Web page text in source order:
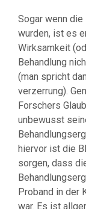
Sogar wenn
wurden, ist es
Wirksamkeit
Behandlung
(man spricht
verzerrung).
Forschers
unbewusst
hiervor ist die
sorgen, dass
Proband in der
war. Es ist